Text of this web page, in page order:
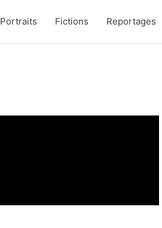
Portraits Fictions Reportages